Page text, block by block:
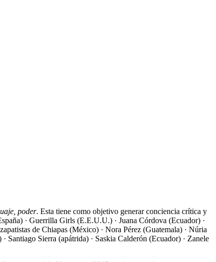
poder. Esta tiene como objetivo generar conciencia crítica y
· Guerrilla Girls (E.E.U.U.) · Juana Córdova (Ecuador) ·
de Chiapas (México) · Nora Pérez (Guatemala) · Núria
Santiago Sierra (apátrida) · Saskia Calderón (Ecuador) · Zanele